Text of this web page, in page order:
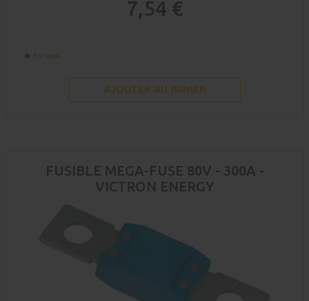
7,54 €
En stock
AJOUTER AU PANIER
FUSIBLE MEGA-FUSE 80V - 300A -
VICTRON ENERGY